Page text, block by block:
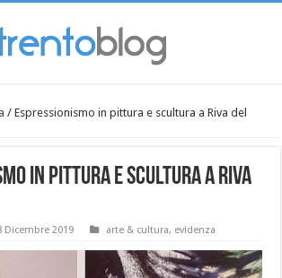
/ Espressionismo in pittura e scultura a Riva del
in pittura e scultura a Riva
Dicembre 2019 arte & cultura, evidenza